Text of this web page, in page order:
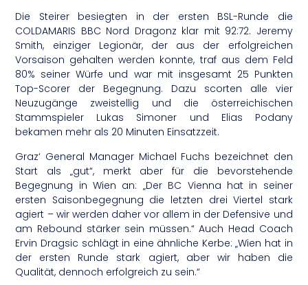
Die Steirer besiegten in der ersten BSL-Runde die
COLDAMARIS BBC Nord Dragonz klar mit 92:72. Jeremy
Smith, einziger Legionär, der aus der erfolgreichen
Vorsaison gehalten werden konnte, traf aus dem Feld
80% seiner Würfe und war mit insgesamt 25 Punkten
Top-Scorer der Begegnung. Dazu scorten alle vier
Neuzugänge zweistellig und die österreichischen
Stammspieler Lukas Simoner und Elias Podany
bekamen mehr als 20 Minuten Einsatzzeit.
Graz‘ General Manager Michael Fuchs bezeichnet den
Start als „gut“, merkt aber für die bevorstehende
Begegnung in Wien an: „Der BC Vienna hat in seiner
ersten Saisonbegegnung die letzten drei Viertel stark
agiert – wir werden daher vor allem in der Defensive und
am Rebound stärker sein müssen.“ Auch Head Coach
Ervin Dragsic schlägt in eine ähnliche Kerbe: „Wien hat in
der ersten Runde stark agiert, aber wir haben die
Qualität, dennoch erfolgreich zu sein.“